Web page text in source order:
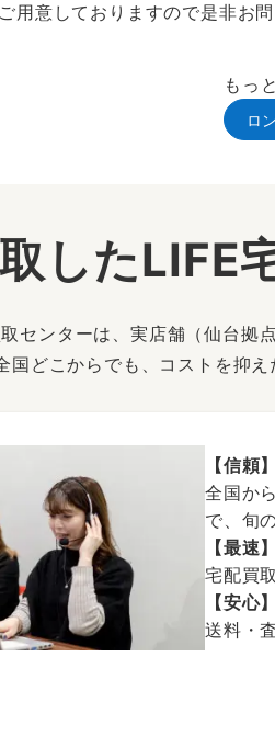
用意しておりますので是非お問
もっ
ロ
したLIFE
センターは、実店舗（仙台拠
国どこからでも、コストを抑
【信頼
全国か
で、旬
【最速
宅配買
【安心
送料・